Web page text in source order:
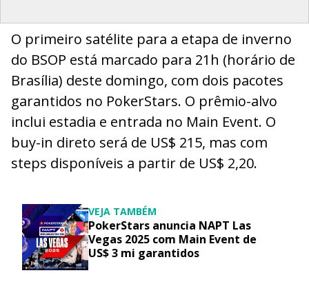
O primeiro satélite para a etapa de inverno
do BSOP está marcado para 21h (horário de
Brasília) deste domingo, com dois pacotes
garantidos no PokerStars. O prêmio-alvo
inclui estadia e entrada no Main Event. O
buy-in direto será de US$ 215, mas com
steps disponíveis a partir de US$ 2,20.
VEJA TAMBÉM
PokerStars anuncia NAPT Las
Vegas 2025 com Main Event de
US$ 3 mi garantidos